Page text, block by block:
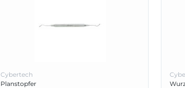
Cybertech
Planstopfer